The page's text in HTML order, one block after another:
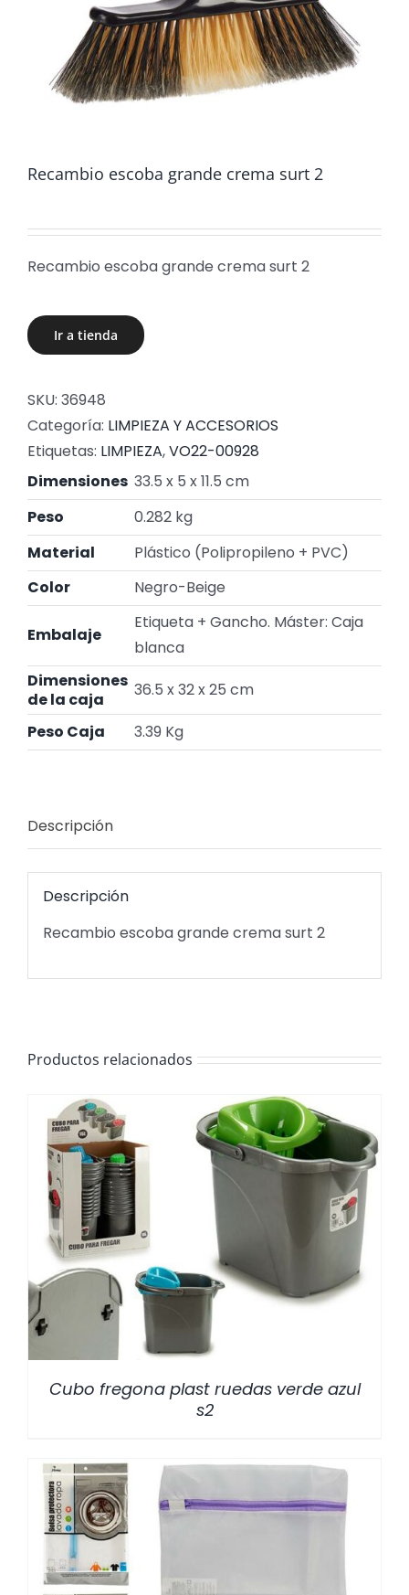
Recambio escoba grande crema surt 2
Recambio escoba grande crema surt 2
Ir a tienda
SKU: 36948
Categoría: LIMPIEZA Y ACCESORIOS
Etiquetas: LIMPIEZA,VO22-00928
Dimensiones 33.5 x 5 x 11.5 cm
Peso
0.282 kg
Material
Plástico (Polipropileno + PVC)
Color
Negro-Beige
Embalaje
Etiqueta + Gancho. Máster: Caja
blanca
Dimensiones
de la caja
36.5 x 32 x 25 cm
Peso Caja
3.39 Kg
Descripción
Descripción
Recambio escoba grande crema surt 2
Productos relacionados
DETALLES
Cubo fregona plast ruedas verde azul
s2